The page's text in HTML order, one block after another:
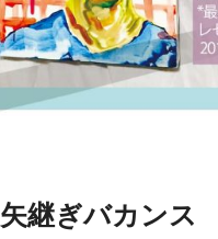
継ぎバカンス